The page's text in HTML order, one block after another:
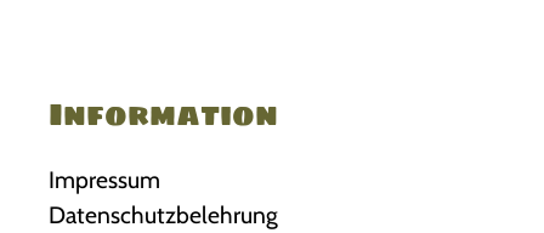
Information
Impressum
Datenschutzbelehrung